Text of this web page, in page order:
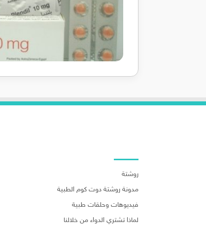
روشتة
مدونة روشتة دوت كوم الطبية
فيديوهات وحلقات طبية
لماذا تشتري الدواء من خلالنا